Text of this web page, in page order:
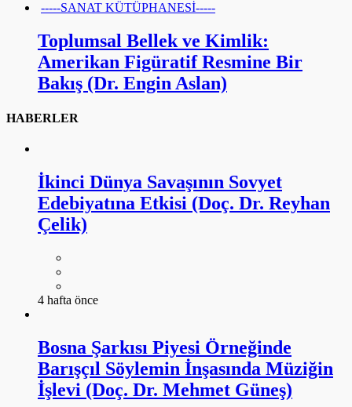
-----SANAT KÜTÜPHANESİ-----
Toplumsal Bellek ve Kimlik:
Amerikan Figüratif Resmine Bir
Bakış (Dr. Engin Aslan)
HABERLER
İkinci Dünya Savaşının Sovyet
Edebiyatına Etkisi (Doç. Dr. Reyhan
Çelik)
4 hafta önce
Bosna Şarkısı Piyesi Örneğinde
Barışçıl Söylemin İnşasında Müziğin
İşlevi (Doç. Dr. Mehmet Güneş)